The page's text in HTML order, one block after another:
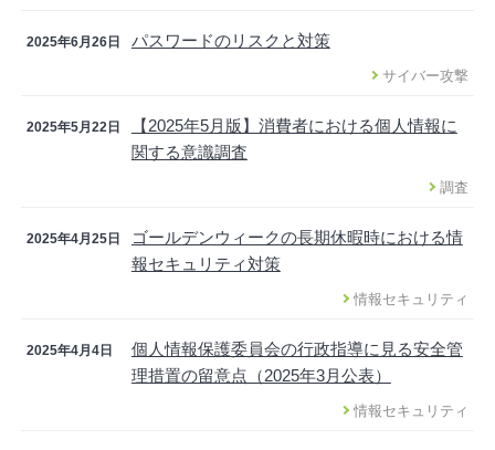
2025年6月26日 パスワードのリスクと対策
サイバー攻撃
2025年5月22日
【2025年5月版】消費者における個人情報に
関する意識調査
調査
2025年4月25日
ゴールデンウィークの長期休暇時における情
報セキュリティ対策
情報セキュリティ
2025年4月4日
個人情報保護委員会の行政指導に見る安全管
理措置の留意点（2025年3月公表）
情報セキュリティ